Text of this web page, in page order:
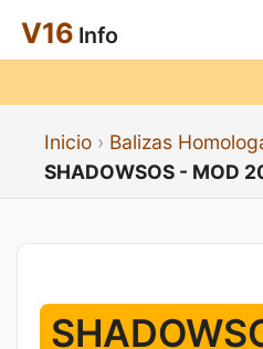
V16 Info
Inicio
Balizas
SHADOWSOS - MOD